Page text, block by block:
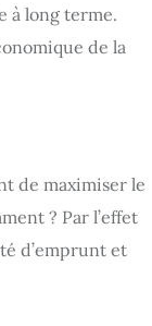
à long terme.
de la
de maximiser le
? Par l’effet
d’emprunt et